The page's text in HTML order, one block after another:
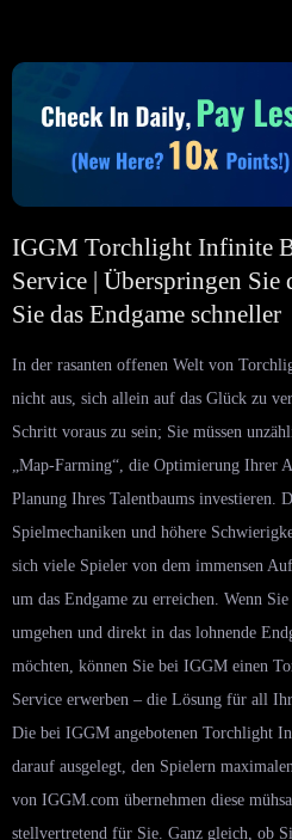
IGGM Torchlight Infinite
Service | Überspringen Sie
Sie das Endgame schneller
In der rasanten offenen Welt von
nicht aus, sich allein auf das Glück zu
Schritt voraus zu sein; Sie müssen
„Map-Farming“, die Optimierung Ihrer
Planung Ihres Talentbaums investieren.
Spielmechaniken und höhere
sich viele Spieler von dem immensen
um das Endgame zu erreichen. Wenn
umgehen und direkt in das lohnende
möchten, können Sie bei IGGM einen
Service erwerben – die Lösung für all
Die bei IGGM angebotenen Torchlight
darauf ausgelegt, den Spielern
von IGGM.com übernehmen diese
stellvertretend für Sie. Ganz gleich, ob